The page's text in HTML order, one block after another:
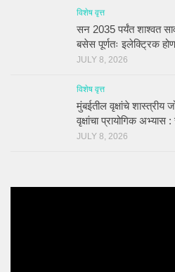
विशेष वृत्त
सन 2035 पर्यंत शाश्वत
बसेस पूर्णतः इलेक्ट्रिक
JULY 8, 2026
विशेष वृत्त
मुंबईतील वृक्षांचे
वृक्षांचा प्रायोगिक अभ्यास
JULY 8, 2026